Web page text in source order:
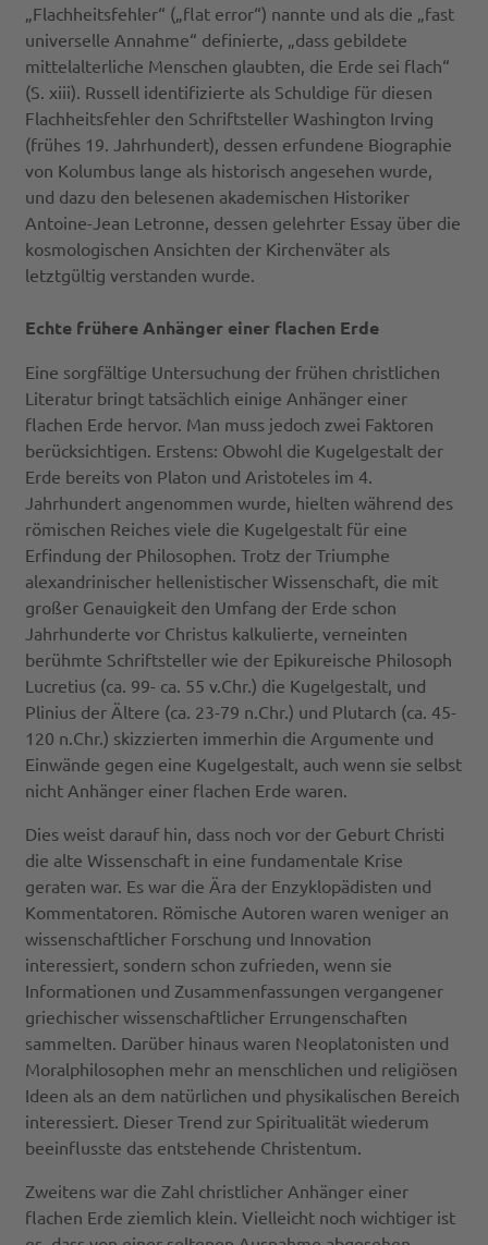
„Flachheitsfehler“ („flat error“) nannte und als die „fast
universelle Annahme“ definierte, „dass gebildete
mittelalterliche Menschen glaubten, die Erde sei flach“
(S. xiii). Russell identifizierte als Schuldige für diesen
Flachheitsfehler den Schriftsteller Washington Irving
(frühes 19. Jahrhundert), dessen erfundene Biographie
von Kolumbus lange als historisch angesehen wurde,
und dazu den belesenen akademischen Historiker
Antoine-Jean Letronne, dessen gelehrter Essay über die
kosmologischen Ansichten der Kirchenväter als
letztgültig verstanden wurde.
Echte frühere Anhänger einer flachen Erde
Eine sorgfältige Untersuchung der frühen christlichen
Literatur bringt tatsächlich einige Anhänger einer
flachen Erde hervor. Man muss jedoch zwei Faktoren
berücksichtigen. Erstens: Obwohl die Kugelgestalt der
Erde bereits von Platon und Aristoteles im 4.
Jahrhundert angenommen wurde, hielten während des
römischen Reiches viele die Kugelgestalt für eine
Erfindung der Philosophen. Trotz der Triumphe
alexandrinischer hellenistischer Wissenschaft, die mit
großer Genauigkeit den Umfang der Erde schon
Jahrhunderte vor Christus kalkulierte, verneinten
berühmte Schriftsteller wie der Epikureische Philosoph
Lucretius (ca. 99- ca. 55 v.Chr.) die Kugelgestalt, und
Plinius der Ältere (ca. 23-79 n.Chr.) und Plutarch (ca. 45-
120 n.Chr.) skizzierten immerhin die Argumente und
Einwände gegen eine Kugelgestalt, auch wenn sie selbst
nicht Anhänger einer flachen Erde waren.
Dies weist darauf hin, dass noch vor der Geburt Christi
die alte Wissenschaft in eine fundamentale Krise
geraten war. Es war die Ära der Enzyklopädisten und
Kommentatoren. Römische Autoren waren weniger an
wissenschaftlicher Forschung und Innovation
interessiert, sondern schon zufrieden, wenn sie
Informationen und Zusammenfassungen vergangener
griechischer wissenschaftlicher Errungenschaften
sammelten. Darüber hinaus waren Neoplatonisten und
Moralphilosophen mehr an menschlichen und religiösen
Ideen als an dem natürlichen und physikalischen Bereich
interessiert. Dieser Trend zur Spiritualität wiederum
beeinflusste das entstehende Christentum.
Zweitens war die Zahl christlicher Anhänger einer
flachen Erde ziemlich klein. Vielleicht noch wichtiger ist